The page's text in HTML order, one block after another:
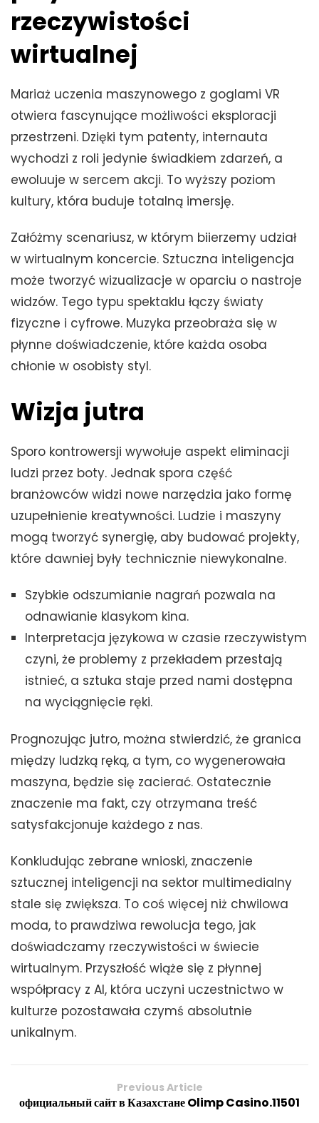
rzeczywistości
wirtualnej
Mariaż uczenia maszynowego z goglami VR
otwiera fascynujące możliwości eksploracji
przestrzeni. Dzięki tym patenty, internauta
wychodzi z roli jedynie świadkiem zdarzeń, a
ewoluuje w sercem akcji. To wyższy poziom
kultury, która buduje totalną imersję.
Załóżmy scenariusz, w którym biierzemy udział
w wirtualnym koncercie. Sztuczna inteligencja
może tworzyć wizualizacje w oparciu o nastroje
widzów. Tego typu spektaklu łączy światy
fizyczne i cyfrowe. Muzyka przeobraża się w
płynne doświadczenie, które każda osoba
chłonie w osobisty styl.
Wizja jutra
Sporo kontrowersji wywołuje aspekt eliminacji
ludzi przez boty. Jednak spora część
branżowców widzi nowe narzędzia jako formę
uzupełnienie kreatywności. Ludzie i maszyny
mogą tworzyć synergię, aby budować projekty,
które dawniej były technicznie niewykonalne.
Szybkie odszumianie nagrań pozwala na
odnawianie klasykom kina.
Interpretacja językowa w czasie rzeczywistym
czyni, że problemy z przekładem przestają
istnieć, a sztuka staje przed nami dostępna
na wyciągnięcie ręki.
Prognozując jutro, można stwierdzić, że granica
między ludzką ręką, a tym, co wygenerowała
maszyna, będzie się zacierać. Ostatecznie
znaczenie ma fakt, czy otrzymana treść
satysfakcjonuje każdego z nas.
Konkludując zebrane wnioski, znaczenie
sztucznej inteligencji na sektor multimedialny
stale się zwiększa. To coś więcej niż chwilowa
moda, to prawdziwa rewolucja tego, jak
doświadczamy rzeczywistości w świecie
wirtualnym. Przyszłość wiąże się z płynnej
współpracy z AI, która uczyni uczestnictwo w
kulturze pozostawała czymś absolutnie
unikalnym.
Previous Article
официальный сайт в Казахстане Olimp Casino.11501